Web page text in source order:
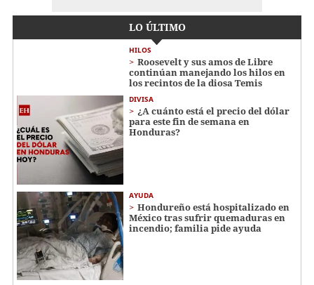
LO ÚLTIMO
HILOS
Roosevelt y sus amos de Libre
continúan manejando los hilos en
los recintos de la diosa Temis
DIVISA
¿A cuánto está el precio del dólar
para este fin de semana en
Honduras?
AYUDA
Hondureño está hospitalizado en
México tras sufrir quemaduras en
incendio; familia pide ayuda